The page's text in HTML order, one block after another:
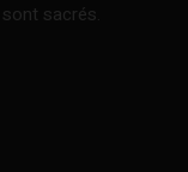
sacrés.